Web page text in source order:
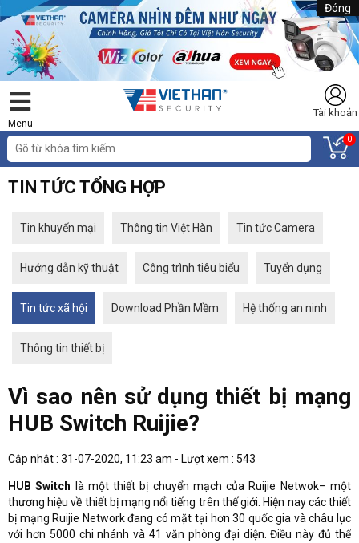
Đóng
Menu
Tài khoản
0
TIN TỨC TỔNG HỢP
Tin khuyến mại Thông tin Việt Hàn Tin tức Camera
Hướng dẫn kỹ thuật Công trình tiêu biểu Tuyển dụng
Tin tức xã hội Download Phần Mềm Hệ thống an ninh
Thông tin thiết bị
Vì sao nên sử dụng thiết bị mạng
HUB Switch Ruijie?
Cập nhật : 31-07-2020, 11:23 am - Lượt xem : 543
HUB Switch là một thiết bị chuyển mạch của Ruijie Netwok– một
thương hiệu về thiết bị mạng nổi tiếng trên thế giới. Hiện nay các thiết
bị mạng Ruijie Network đang có mặt tại hơn 30 quốc gia và châu lục
với hơn 5000 chi nhánh và 41 văn phòng đại diện. Điều này đủ thế